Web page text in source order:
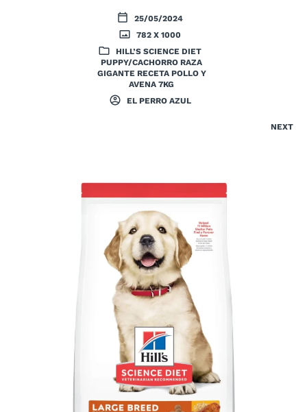
25/05/2024
782 X 1000
HILL’S SCIENCE DIET
PUPPY/CACHORRO RAZA
GIGANTE RECETA POLLO Y
AVENA 7KG
EL PERRO AZUL
NEXT